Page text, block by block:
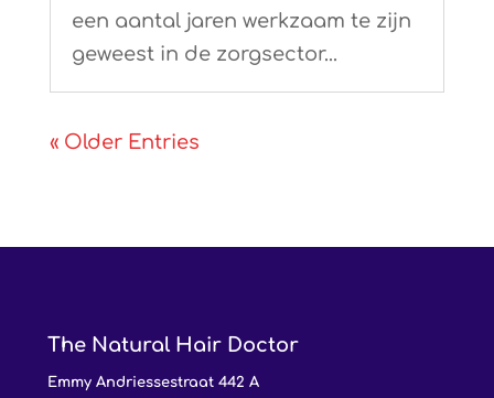
een aantal jaren werkzaam te zijn
geweest in de zorgsector...
« Older Entries
The Natural Hair Doctor
Emmy Andriessestraat 442 A